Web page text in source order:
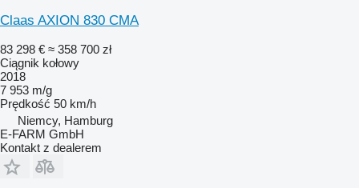
Claas AXION 830 CMA
83 298 € ≈ 358 700 zł
Ciągnik kołowy
2018
7 953 m/g
Prędkość 50 km/h
Niemcy, Hamburg
E-FARM GmbH
Kontakt z dealerem